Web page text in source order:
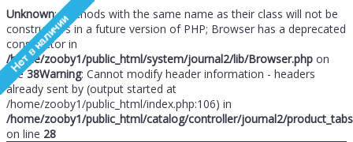
Unknown: Methods with the same name as their class will not be
constructors in a future version of PHP; Browser has a deprecated
constructor in
/home/zooby1/public_html/system/journal2/lib/Browser.php on
line38Warning: Cannot modify header information - headers
already sent by (output started at
/home/zooby1/public_html/index.php:106) in
/home/zooby1/public_html/catalog/controller/journal2/
on line 28